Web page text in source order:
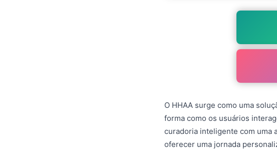
O HHAA surge como uma
forma como os usuários
curadoria inteligente com uma
oferecer uma jornada